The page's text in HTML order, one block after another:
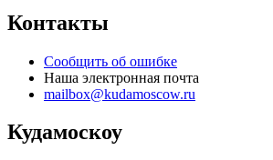
Контакты
Сообщить об ошибке
Наша электронная почта
mailbox@kudamoscow.ru
Кудамоскоу